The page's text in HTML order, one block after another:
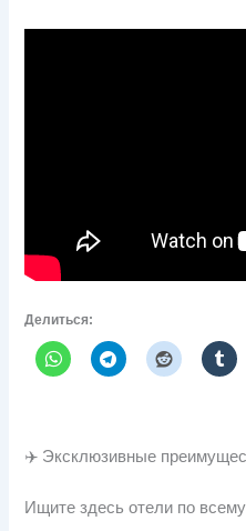
Делиться:
✈️ Эксклюзивные
Ищите здесь отели по